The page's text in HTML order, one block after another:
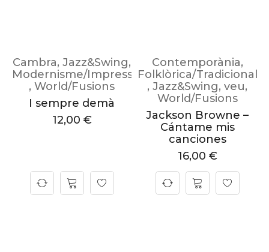
Cambra, Jazz&Swing,
Modernisme/Impressionisme
, World/Fusions
I sempre demà
12,00 €
Contemporània,
Folklòrica/Tradicional
, Jazz&Swing, veu,
World/Fusions
Jackson Browne –
Cántame mis
canciones
16,00 €